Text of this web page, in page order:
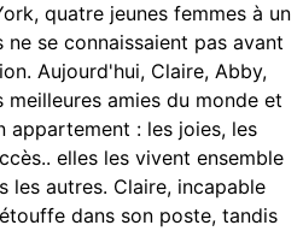
quatre jeunes femmes à un
se connaissaient pas avant
Aujourd'hui, Claire, Abby,
meilleures amies du monde et
appartement : les joies, les
elles les vivent ensemble
les autres. Claire, incapable
dans son poste, tandis